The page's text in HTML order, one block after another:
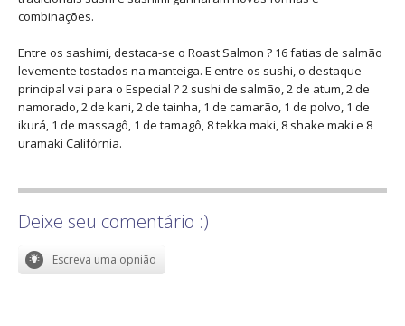
combinações.
Entre os sashimi, destaca-se o Roast Salmon ? 16 fatias de salmão
levemente tostados na manteiga. E entre os sushi, o destaque
principal vai para o Especial ? 2 sushi de salmão, 2 de atum, 2 de
namorado, 2 de kani, 2 de tainha, 1 de camarão, 1 de polvo, 1 de
ikurá, 1 de massagô, 1 de tamagô, 8 tekka maki, 8 shake maki e 8
uramaki Califórnia.
Deixe seu comentário :)